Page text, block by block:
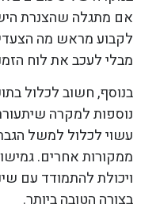
אם מתגלה שהצנרת
לקבוע מראש מה
מבלי לעכב את לוח
בנוסף, חשוב לכלול
נוספות למקרה
עשוי לכלול למשל
ממקורות אחרים.
ויכולת להתמודד עם
בצורה הטובה ביותר.